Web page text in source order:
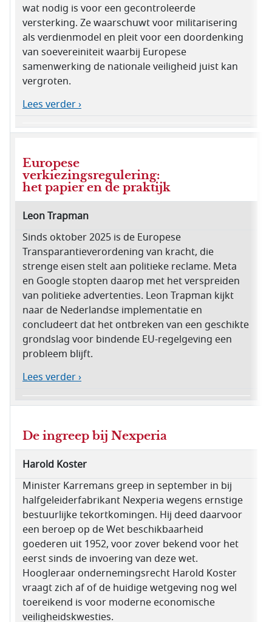
wat nodig is voor een gecontroleerde
versterking. Ze waarschuwt voor militarisering
als verdienmodel en pleit voor een doordenking
van soevereiniteit waarbij Europese
samenwerking de nationale veiligheid juist kan
vergroten.
Lees verder ›
Europese
verkiezingsregulering:
het papier en de praktijk
Leon Trapman
Sinds oktober 2025 is de Europese
Transparantieverordening van kracht, die
strenge eisen stelt aan politieke reclame. Meta
en Google stopten daarop met het verspreiden
van politieke advertenties. Leon Trapman kijkt
naar de Nederlandse implementatie en
concludeert dat het ontbreken van een geschikte
grondslag voor bindende EU-regelgeving een
probleem blijft.
Lees verder ›
De ingreep bij Nexperia
Harold Koster
Minister Karremans greep in september in bij
halfgeleiderfabrikant Nexperia wegens ernstige
bestuurlijke tekortkomingen. Hij deed daarvoor
een beroep op de Wet beschikbaarheid
goederen uit 1952, voor zover bekend voor het
eerst sinds de invoering van deze wet.
Hoogleraar ondernemingsrecht Harold Koster
vraagt zich af of de huidige wetgeving nog wel
toereikend is voor moderne economische
veiligheidskwesties.